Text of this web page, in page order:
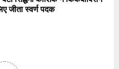
जीता स्वर्ण पदक